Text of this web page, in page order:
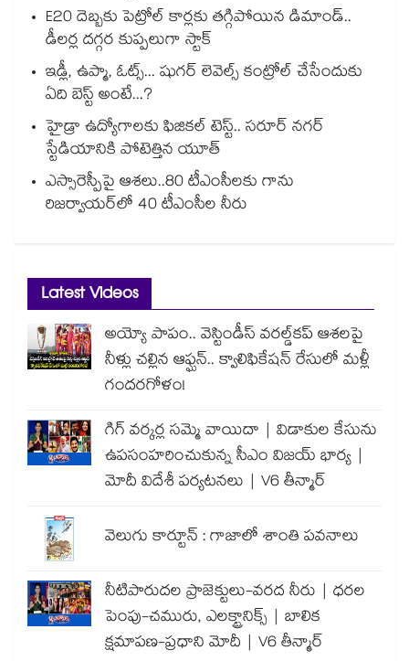
E20 దెబ్బకు పెట్రోల్ కార్లకు తగ్గిపోయిన డిమాండ్..
డీలర్ల దగ్గర కుప్పలుగా స్టాక్
ఇడ్లీ, ఉప్మా, ఓట్స్... షుగర్ లెవెల్స్ కంట్రోల్ చేసేందుకు
ఏది బెస్ట్ అంటే...?
హైడ్రా ఉద్యోగాలకు ఫిజికల్ టెస్ట్.. సరూర్ నగర్
స్టేడియానికి పోటెత్తిన యూత్
ఎస్సారెస్పీపై ఆశలు..80 టీఎంసీలకు గాను
రిజర్వాయర్‌‌‌‌‌‌‌‌‌‌‌‌‌‌‌‌లో 40 టీఎంసీల నీరు
Latest Videos
అయ్యో పాపం.. వెస్టిండీస్ వరల్డ్‌కప్ ఆశలపై
నీళ్లు చల్లిన ఆఫ్ఘన్.. క్వాలిఫికేషన్ రేసులో మళ్లీ
గందరగోళం!
గిగ్ వర్కర్ల సమ్మె వాయిదా | విడాకుల కేసును
ఉపసంహరించుకున్న సీఎం విజయ్ భార్య |
మోదీ విదేశీ పర్యటనలు | V6 తీన్మార్
వెలుగు కార్టూన్ : గాజాలో శాంతి పవనాలు
నీటిపారుదల ప్రాజెక్టులు-వరద నీరు | ధరల
పెంపు-చమురు, ఎలక్ట్రానిక్స్ | బాలిక
క్షమాపణ-ప్రధాని మోదీ | V6 తీన్మార్